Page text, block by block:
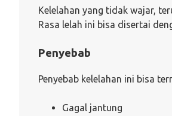
Kelelahan yang tidak wajar,
Rasa lelah ini bisa disertai
Penyebab
Penyebab kelelahan ini bisa
Gagal jantung